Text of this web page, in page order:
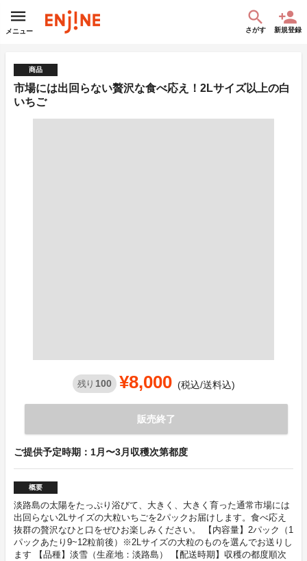
メニュー さがす 新規登録
商品
市場には出回らない贅沢な食べ応え！2Lサイズ以上の白
いちご
残り 100 ¥8,000 (税込/送料込)
販売終了
ご提供予定時期：1月〜3月収穫次第都度
概要
淡路島の太陽をたっぷり浴びて、大きく、大きく育った通常市場には
出回らない2Lサイズの大粒いちごを2パックお届けします。食べ応え
抜群の贅沢なひと口をぜひお楽しみください。 【内容量】2パック（1
パックあたり9~12粒前後）※2Lサイズの大粒のものを選んでお送りし
ます 【品種】淡雪（生産地：淡路島） 【配送時期】収穫の都度順次